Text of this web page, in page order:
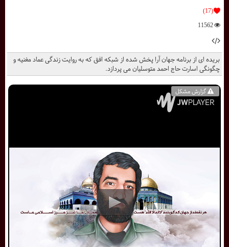
گزارش مشکل
بریده ای از برنامه جهان آرا پخش شده از شبکه افق که به روایت زندگی عماد مغنیه و
چگونگی اسارت حاج احمد متوسلیان می پردازد.
(17)
11562